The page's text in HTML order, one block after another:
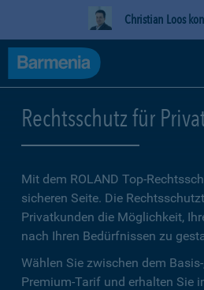
Christian Loos
Rechtsschutz für
Mit dem ROLAND Top-
sicheren Seite. Die
Privatkunden die Möglichkeit,
nach Ihren Bedürfnissen zu
Wählen Sie zwischen dem
Premium-Tarif und erhalten Sie